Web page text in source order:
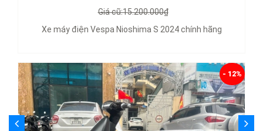
Giá cũ:15.200.000₫
Xe máy điện Vespa Nioshima S 2024 chính hãng
- 12%